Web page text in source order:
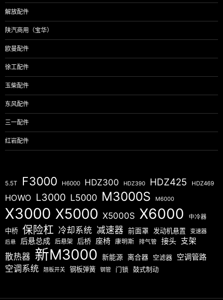
解放配件
陕汽商用（宝华）
欧曼配件
徐工配件
玉柴配件
东风配件
三一配件
红岩配件
5.5T F3000 H6000 HDZ300 HDZ390 HDZ425 HDZ469
HOWO L3000 L5000 M3000S M6000
X3000 X5000 X5000S X6000 中冷器
中桥 保险杠 冷却系统 减速器 前面罩 发动机悬置 变速器
后悬 后悬总成 后悬架 后桥 座椅 康明斯 排气管 接头 支架
散热器 新M3000 新能源 离合器 空滤器 空调管路
空调系统 翘板开关 钢板弹簧 钢管 门锁 鼓式制动